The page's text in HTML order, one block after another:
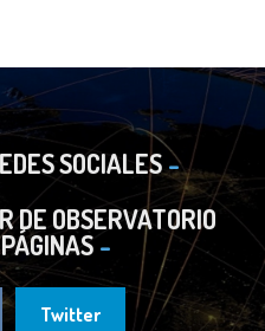
SOCIALES
DE OBSERVATORIO
Twitter